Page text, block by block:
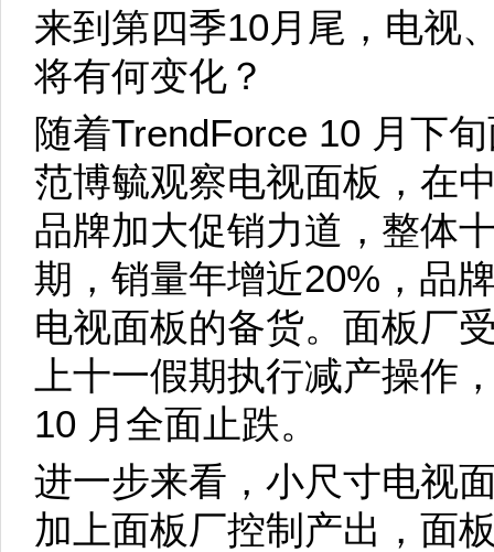
来到第四季10月尾，电视
将有何变化？
随着TrendForce 10 月下
范博毓观察电视面板，在
品牌加大促销力道，整体
期，销量年增近20%，品
电视面板的备货。面板厂
上十一假期执行减产操作
10 月全面止跌。
进一步来看，小尺寸电视
加上面板厂控制产出，面